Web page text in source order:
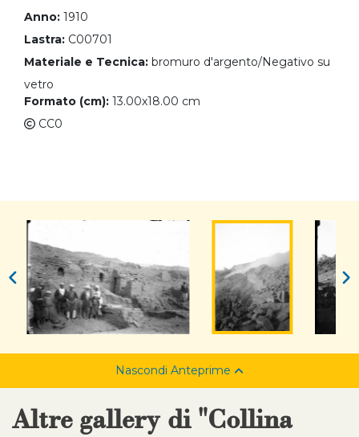
Anno: 1910
Lastra: C00701
Materiale e Tecnica: bromuro d'argento/Negativo su
vetro
Formato (cm): 13.00x18.00 cm
CC0
Nascondi Anteprime
Altre gallery di "Collina